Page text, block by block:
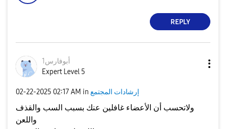
REPLY
أبوفارس1
Expert Level 5
‎02-22-2025 02:17 AM in إرشادات المجتمع
ولاتحسب أن الأعضاء غافلين عنك بسبب السب والقذف
واللعن